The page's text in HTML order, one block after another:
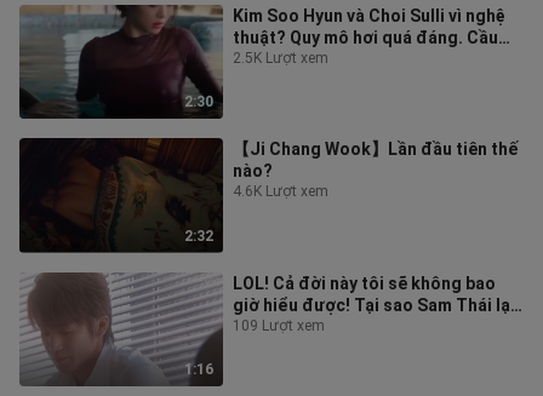
2:30
Kim Soo Hyun và Choi Sulli vì nghệ
thuật? Quy mô hơi quá đáng. Cầu
mong người đã khuất được yên nghỉ
2.5K Lượt xem
2:32
【Ji Chang Wook】Lần đầu tiên thế
nào?
4.6K Lượt xem
1:16
LOL! Cả đời này tôi sẽ không bao
giờ hiểu được! Tại sao Sam Thái lại
chọn Đạo Minh Tự...
109 Lượt xem